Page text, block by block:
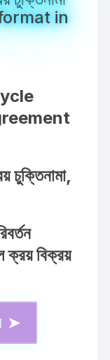
in
চুক্তিনামা,
ক্রয় বিক্রয়
➤